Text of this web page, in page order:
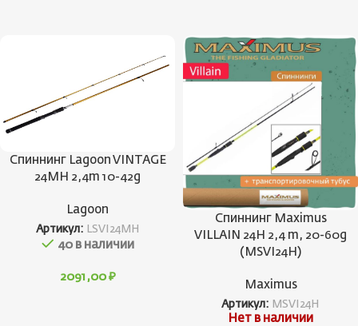
Спиннинг Lagoon VINTAGE
24MH 2,4m 10-42g
Lagoon
Артикул: LSVI24MH
40 в наличии
2091,00 ₽
Спиннинг Maximus
VILLAIN 24H 2,4 m, 20-60g
(MSVI24H)
Maximus
Артикул: MSVI24H
Нет в наличии